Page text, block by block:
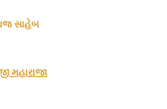
સાહેબ
મહારાજા